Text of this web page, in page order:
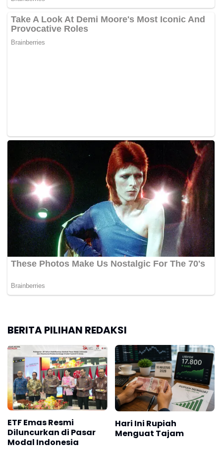
BERITA PILIHAN REDAKSI
ETF Emas Resmi
Diluncurkan di Pasar
Modal Indonesia
Hari Ini Rupiah
Menguat Tajam